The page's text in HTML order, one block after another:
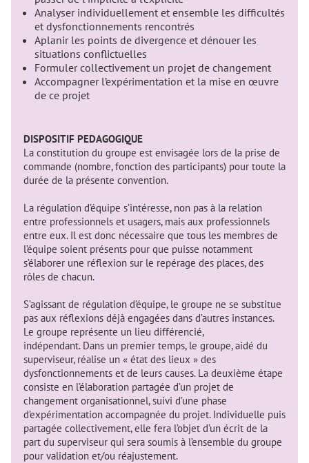
Analyser individuellement et ensemble les difficultés
et dysfonctionnements rencontrés
Aplanir les points de divergence et dénouer les
situations conflictuelles
Formuler collectivement un projet de changement
Accompagner l’expérimentation et la mise en œuvre
de ce projet
DISPOSITIF PEDAGOGIQUE
La constitution du groupe est envisagée lors de la prise de
commande (nombre, fonction des participants) pour toute la
durée de la présente convention.
La régulation d’équipe s’intéresse, non pas à la relation
entre professionnels et usagers, mais aux professionnels
entre eux. Il est donc nécessaire que tous les membres de
l’équipe soient présents pour que puisse notamment
s’élaborer une réflexion sur le repérage des places, des
rôles de chacun.
S’agissant de régulation d’équipe, le groupe ne se substitue
pas aux réflexions déjà engagées dans d’autres instances.
Le groupe représente un lieu différencié,
indépendant. Dans un premier temps, le groupe, aidé du
superviseur, réalise un « état des lieux » des
dysfonctionnements et de leurs causes. La deuxième étape
consiste en l’élaboration partagée d’un projet de
changement organisationnel, suivi d’une phase
d’expérimentation accompagnée du projet. Individuelle puis
partagée collectivement, elle fera l’objet d’un écrit de la
part du superviseur qui sera soumis à l’ensemble du groupe
pour validation et/ou réajustement.